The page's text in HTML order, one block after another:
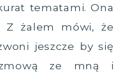
tematami. Ona
Z żalem mówi, że
jeszcze by się
ze mną i